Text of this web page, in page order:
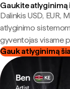
Gaukite atlyginimą
Dalinkis USD, EUR,
atlyginimo
gyventojas visame
Gauk atlyginimą